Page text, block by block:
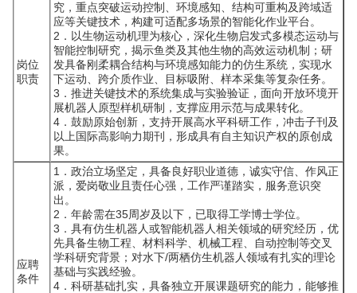
岗位
职责
究，重点突破运动控制、环境感知、结构可重构及跨域适
应等关键技术，构建可适配多场景的智能化作业平台。
2．以生物运动机理为核心，深化生物启发式多模态运动与
智能控制研究，揭示鱼类及其他生物的高效运动机制；研
发具备刚柔耦合结构与环境感知能力的仿生系统，实现水
下运动、跨介质作业、目标吸附、样本采集等复杂任务。
3．推进关键技术的系统集成与实验验证，面向开放环境开
展机器人原型样机研制，支撑应用示范与成果转化。
4．鼓励原始创新，支持开展高水平科研工作，冲击子刊及
以上国际高影响力期刊，形成具有自主知识产权的原创成
果。
应聘
条件
1．政治立场坚定，具备良好职业道德，诚实守信、作风正
派，爱岗敬业且责任心强，工作严谨踏实，服务意识突
出。
2．年龄需在35周岁及以下，已取得工学博士学位。
3．具有仿生机器人或智能机器人相关领域的研究经历，优
先具备生物工程、材料科学、机械工程、自动控制等交叉
学科研究背景；对水下/两栖仿生机器人领域有扎实的理论
基础与实践经验。
4．科研基础扎实，具备独立开展课题研究的能力，能够推